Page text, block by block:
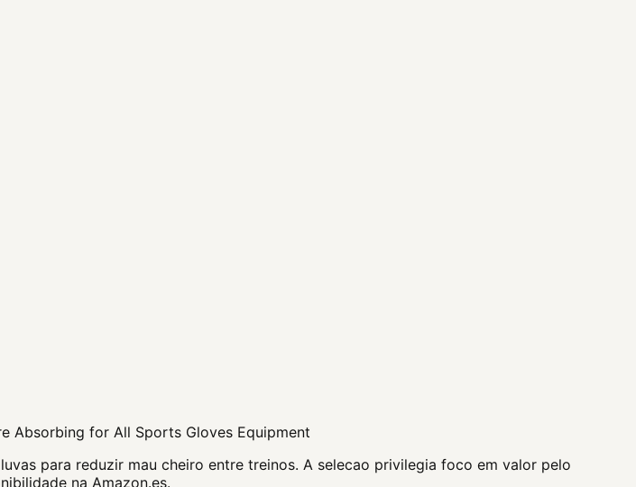
Absorbing for All Sports Gloves Equipment
para reduzir mau cheiro entre treinos. A selecao privilegia foco em valor pelo
na Amazon.es.